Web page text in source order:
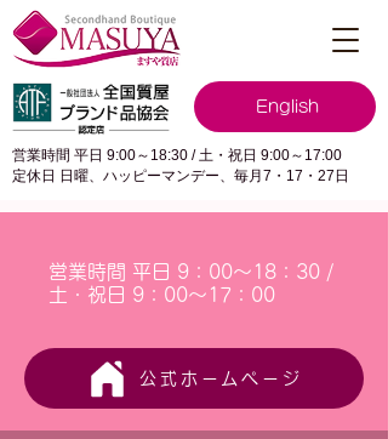
English
営業時間 平日 9:00～18:30 / 土・祝日 9:00～17:00
定休日 日曜、ハッピーマンデー、毎月7・17・27日
営業時間 平日 9：00～18：30 /
土・祝日 9：00～17：00
公式ホームページ